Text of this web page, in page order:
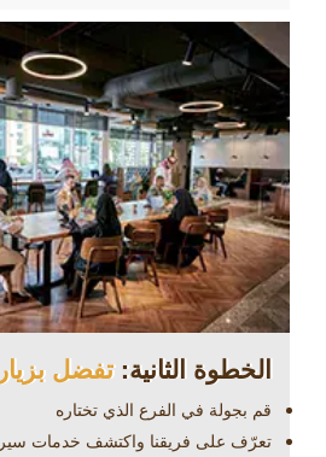
الخطوة الثانية: تفضل
قم بجولة في الفرع الذي تختاره
تعرّف على فريقنا واكتشف خدمات